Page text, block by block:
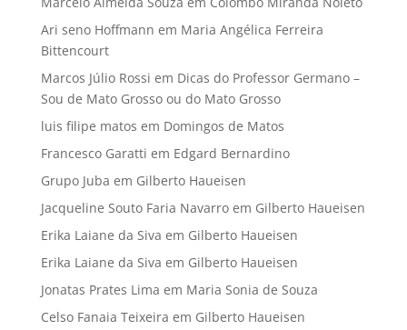
Ari seno Hoffmann em Maria Angélica Ferreira
Bittencourt
Marcos Júlio Rossi em Dicas do Professor Germano –
Sou de Mato Grosso ou do Mato Grosso
luis filipe matos em Domingos de Matos
Francesco Garatti em Edgard Bernardino
Grupo Juba em Gilberto Haueisen
Jacqueline Souto Faria Navarroem Gilberto Haueisen
Erika Laiane da Siva em Gilberto Haueisen
Erika Laiane da Siva em Gilberto Haueisen
Jonatas Prates Lima em Maria Sonia de Souza
Celso Fanaia Teixeira em Gilberto Haueisen